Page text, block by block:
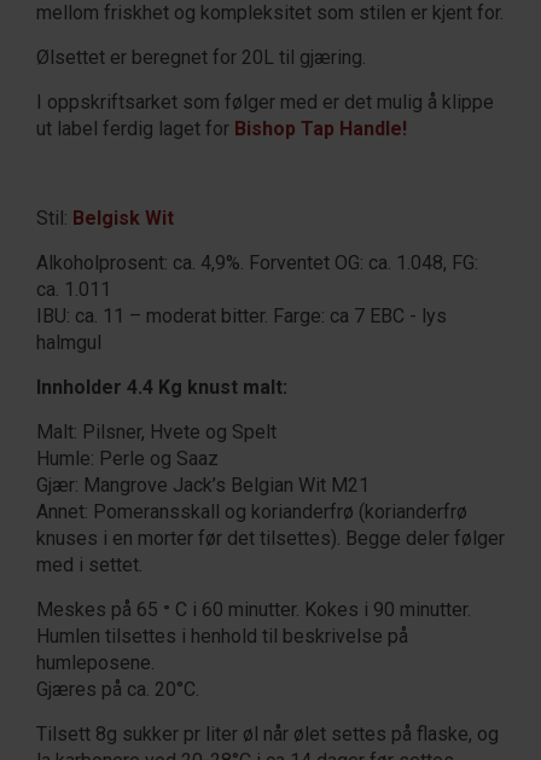
mellom friskhet og kompleksitet som stilen er kjent for.
Ølsettet er beregnet for 20L til gjæring.
I oppskriftsarket som følger med er det mulig å klippe
ut label ferdig laget for Bishop Tap Handle!
Stil: Belgisk Wit
Alkoholprosent: ca. 4,9%. Forventet OG: ca. 1.048, FG:
ca. 1.011
IBU: ca. 11 – moderat bitter. Farge: ca 7 EBC - lys
halmgul
Innholder 4.4 Kg knust malt:
Malt: Pilsner, Hvete og Spelt
Humle: Perle og Saaz
Gjær: Mangrove Jack’s Belgian Wit M21
Annet: Pomeransskall og korianderfrø (korianderfrø
knuses i en morter før det tilsettes). Begge deler følger
med i settet.
Meskes på 65 ° C i 60 minutter. Kokes i 90 minutter.
Humlen tilsettes i henhold til beskrivelse på
humleposene.
Gjæres på ca. 20°C.
Tilsett 8g sukker pr liter øl når ølet settes på flaske, og